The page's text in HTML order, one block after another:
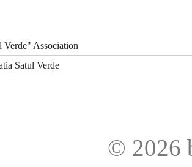
Verde" Association
Satul Verde
© 2026